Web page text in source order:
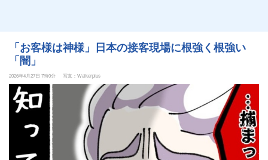
「お客様は神様」日本の接客現場に根強く根強い
「闇」
2026年4月27日 7時0分 写真：Walkerplus